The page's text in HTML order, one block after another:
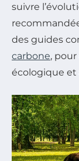
suivre
des guides
carbone,
écologique et